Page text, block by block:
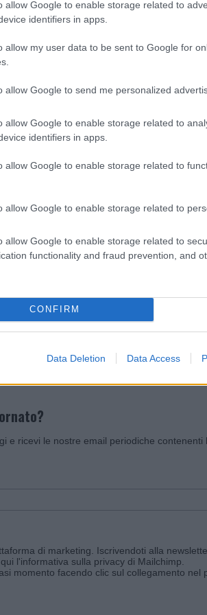
allow Google to enable storage related to
identifiers in apps.
allow my user data to be sent to Google for
allow Google to send me personalized
allow Google to enable storage related to
identifiers in apps.
allow Google to enable storage related to
allow Google to enable storage related to
allow Google to enable storage related to
functionality and fraud prevention, and
CONFIRM
Data Deletion Data Access
di GalluraOggi.it
news da
Prossimo articolo
Invia un Comunicato Stampa
e ricevi le nostre email periodiche
di marketing. Iscrivendoti alla
l'informativa sulla privacy di Mailchimp
momento facendo clic sul collegamento nel